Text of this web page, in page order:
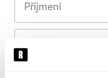
Příjmení
Ulice